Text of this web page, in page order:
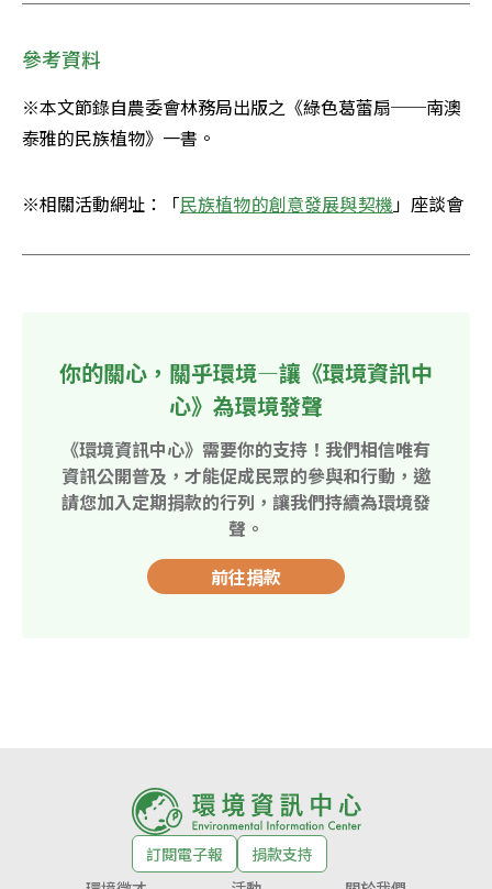
參考資料
※本文節錄自農委會林務局出版之《綠色葛蕾扇──南澳
泰雅的民族植物》一書。
※相關活動網址：「民族植物的創意發展與契機」座談會
你的關心，關乎環境—讓《環境資訊中
心》為環境發聲
《環境資訊中心》需要你的支持！我們相信唯有
資訊公開普及，才能促成民眾的參與和行動，邀
請您加入定期捐款的行列，讓我們持續為環境發
聲。
前往捐款
訂閱電子報
捐款支持